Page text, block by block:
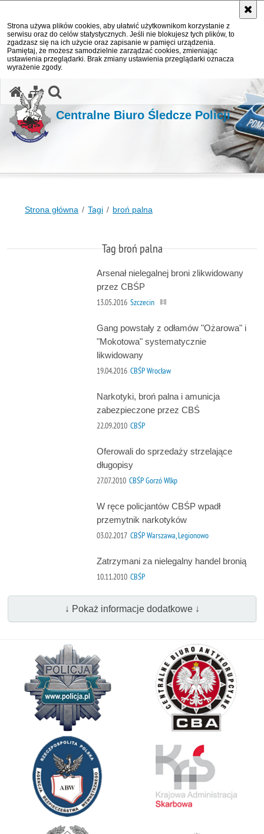
Strona używa plików cookies, aby ułatwić użytkownikom korzystanie z
serwisu oraz do celów statystycznych. Jeśli nie blokujesz tych plików, to
zgadzasz się na ich użycie oraz zapisanie w pamięci urządzenia.
Pamiętaj, że możesz samodzielnie zarządzać cookies, zmieniając
ustawienia przeglądarki. Brak zmiany ustawienia przeglądarki oznacza
wyrażenie zgody.
Centralne Biuro Śledcze Policji
Strona główna Tagi broń palna
Tag broń palna
Arsenał nielegalnej broni zlikwidowany
przez CBŚP
13.05.2016 Szczecin
Gang powstały z odłamów "Ożarowa" i
"Mokotowa" systematycznie
likwidowany
19.04.2016 CBŚP Wrocław
Narkotyki, broń palna i amunicja
zabezpieczone przez CBŚ
22.09.2010 CBŚP
Oferowali do sprzedaży strzelające
długopisy
27.07.2010 CBŚP Gorzó Wlkp
W ręce policjantów CBŚP wpadł
przemytnik narkotyków
03.02.2017 CBŚP Warszawa, Legionowo
Zatrzymani za nielegalny handel bronią
10.11.2010 CBŚP
↓ Pokaż informacje dodatkowe ↓